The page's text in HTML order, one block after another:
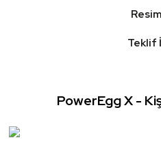
Teklif
PowerEgg X -